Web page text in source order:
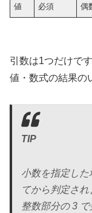
値 必須 偶
引数は1つだけで
値・数式の結果の
TIP
小数を指定し
てから判定さ
整数部分の 3